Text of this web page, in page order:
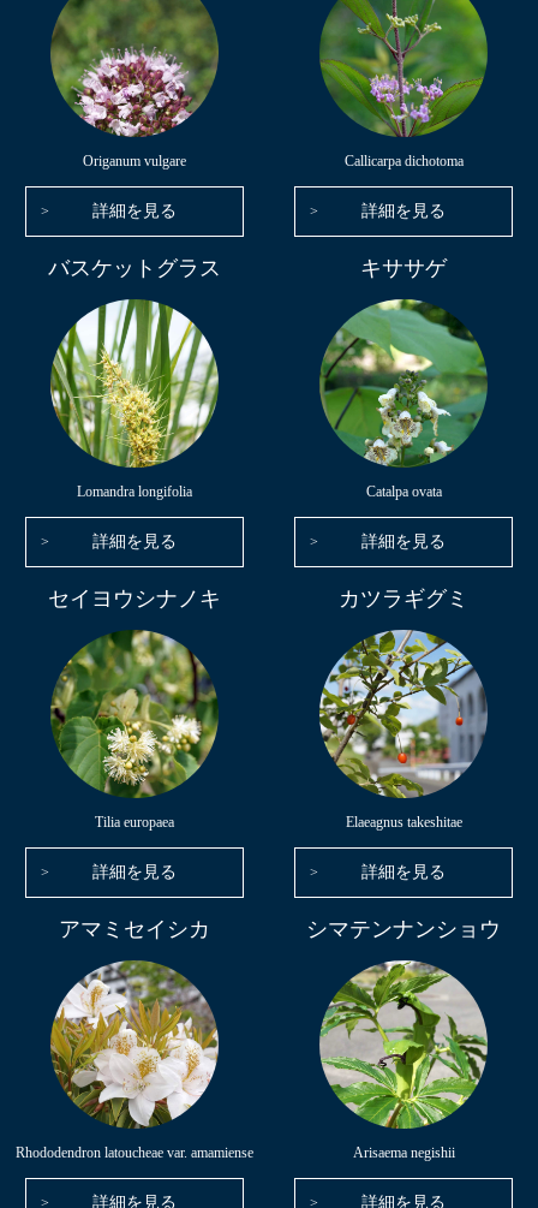
Origanum vulgare
詳細を見る
Callicarpa dichotoma
詳細を見る
バスケットグラス
Lomandra longifolia
詳細を見る
キササゲ
Catalpa ovata
詳細を見る
セイヨウシナノキ
Tilia europaea
詳細を見る
カツラギグミ
Elaeagnus takeshitae
詳細を見る
アマミセイシカ
Rhododendron latoucheae var. amamiense
詳細を見る
シマテンナンショウ
Arisaema negishii
詳細を見る